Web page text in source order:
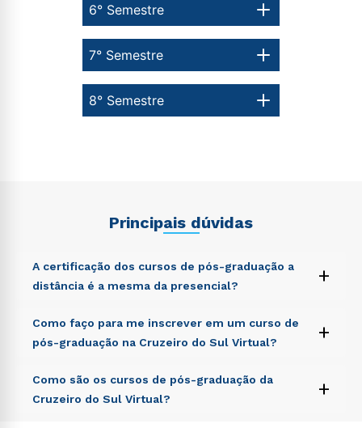
8° Semestre
7° Semestre
6° Semestre
Principais dúvidas
A certificação dos cursos de pós-graduação a
distância é a mesma da presencial?
+
Sed ut perspiciatis unde omnis iste natus error sit
voluptatem accusantium doloremque laudantium,
totam rem aperiam, eaque ipsa quae ab illo inventore
explicabo. Nemo enim ipsam voluptatem quia
voluptas sit aspernatur aut odit aut fugit, sed quia
Como faço para me inscrever em um curso de
pós-graduação na Cruzeiro do Sul Virtual?
+
Sed ut perspiciatis unde omnis iste natus error sit
voluptatem accusantium doloremque laudantium,
totam rem aperiam, eaque ipsa quae ab illo inventore
Como são os cursos de pós-graduação da
Cruzeiro do Sul Virtual?
+